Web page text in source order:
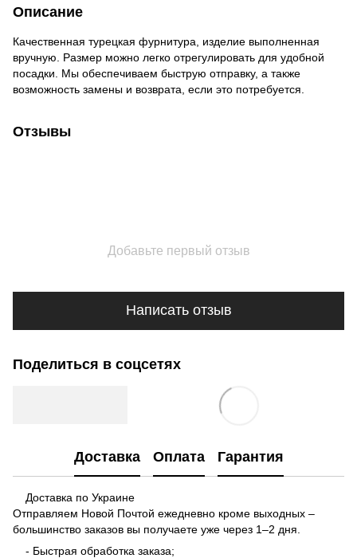
Описание
Качественная турецкая фурнитура, изделие выполненная
вручную. Размер можно легко отрегулировать для удобной
посадки. Мы обеспечиваем быструю отправку, а также
возможность замены и возврата, если это потребуется.
Отзывы
Добавьте первый отзыв
Написать отзыв
Поделиться в соцсетях
Доставка Оплата Гарантия
Доставка по Украине
Отправляем Новой Почтой ежедневно кроме выходных –
большинство заказов вы получаете уже через 1–2 дня.
- Быстрая обработка заказа;